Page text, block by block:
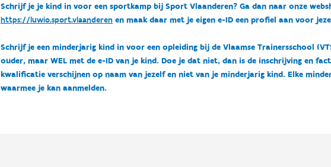
Schrijf je je kind in voor een sportkamp bij Sport Vlaanderen? Ga dan naar onze
https://luwio.sport.vlaanderenen maak daar met je eigen e-ID een profiel aan voor
Schrijf je een minderjarig kind in voor een opleiding bij de Vlaamse Trainersschool
ouder, maar WEL met de e-ID van je kind. Doe je dat niet, dan is de inschrijving en
kwalificatie verschijnen op naam van jezelf en niet van je minderjarig kind. Elke
waarmee je kan aanmelden.